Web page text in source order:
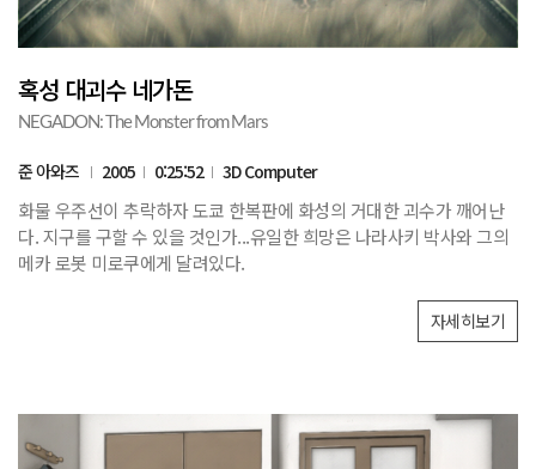
혹성 대괴수 네가돈
NEGADON: The Monster from Mars
준 아와즈 2005 0:25:52 3D Computer
화물 우주선이 추락하자 도쿄 한복판에 화성의 거대한 괴수가 깨어난
다. 지구를 구할 수 있을 것인가...유일한 희망은 나라사키 박사와 그의
메카 로봇 미로쿠에게 달려있다.
자세히보기